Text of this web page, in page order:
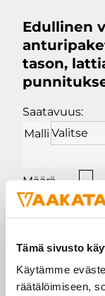
Tämä sivusto
Käytämme
räätälöimiseen,
Edullinen
tason,
Saatavuus:
Malli
-